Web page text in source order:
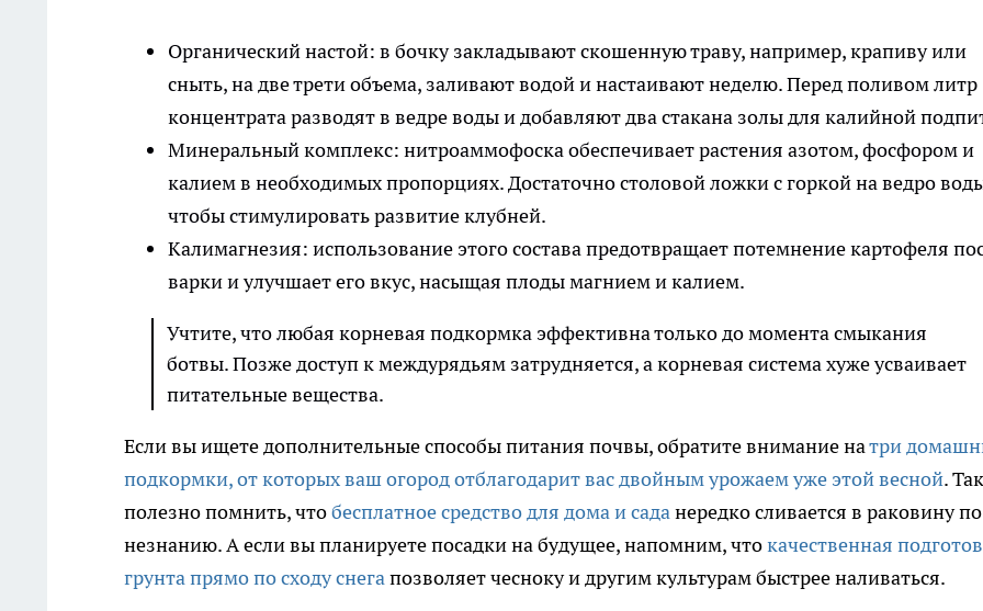
Органический настой: в бочку закладывают скошенную траву, например, крапиву или
сныть, на две трети объема, заливают водой и настаивают неделю. Перед поливом литр
концентрата разводят в ведре воды и добавляют два стакана золы для калийной
Минеральный комплекс: нитроаммофоска обеспечивает растения азотом, фосфором и
калием в необходимых пропорциях. Достаточно столовой ложки с горкой на ведро
чтобы стимулировать развитие клубней.
Калимагнезия: использование этого состава предотвращает потемнение картофеля
варки и улучшает его вкус, насыщая плоды магнием и калием.
Учтите, что любая корневая подкормка эффективна только до момента смыкания
ботвы. Позже доступ к междурядьям затрудняется, а корневая система хуже усваивает
питательные вещества.
Если вы ищете дополнительные способы питания почвы, обратите внимание натри
подкормки, от которых ваш огород отблагодарит вас двойным урожаем уже этой весной.
полезно помнить, чтобесплатное средство для дома и саданередко сливается в раковину по
незнанию. А если вы планируете посадки на будущее, напомним, чтокачественная
грунта прямо по сходу снегапозволяет чесноку и другим культурам быстрее наливаться.